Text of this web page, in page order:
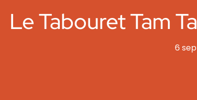
Le Tabouret Tam
6